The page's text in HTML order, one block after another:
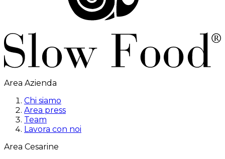
Area Azienda
Chi siamo
Area press
Team
Lavora con noi
Area Cesarine